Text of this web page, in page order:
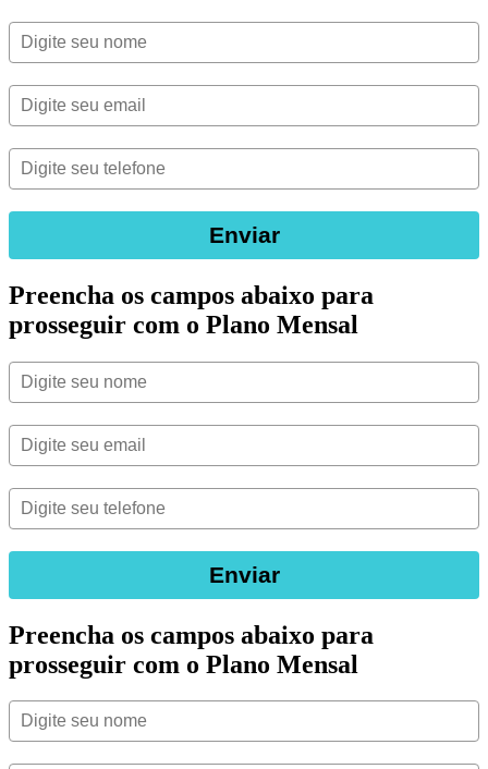
Enviar
Preencha os campos abaixo para
prosseguir com o Plano Mensal
Enviar
Preencha os campos abaixo para
prosseguir com o Plano Mensal